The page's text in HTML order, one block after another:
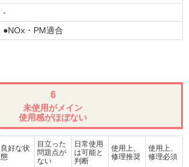
-
●NOx・PM適合
6
未使用がメイン
使用感がほぼない
良好な状
態
目立った
問題点が
ない
日常使用
は可能と
判断
使用上、
修理推奨
使用上、
修理必須